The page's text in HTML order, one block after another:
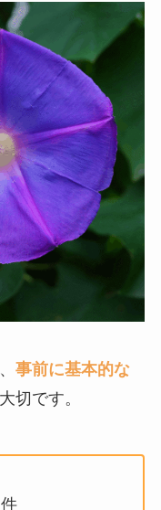
事前に基本的な
切です。